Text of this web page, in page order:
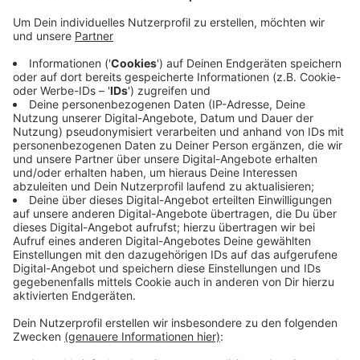
Veröffentlicht:Mittwoch, 07.06.2023 17:02
Anzeige
Der Frage, ob Prävention wirken kann und wenn ja wie
widmet sich jetzt ein Forscherteam. Die Forscher
wollen sich die Situationen in Kirchengemeinden, Kitas
und Schulen anschauen und unter anderem
Beschäftigte dort aber auch Eltern befragen. Das
Forschungsprojekt läuft bis Ende Juli kommenden
Jahres.
Anzeige